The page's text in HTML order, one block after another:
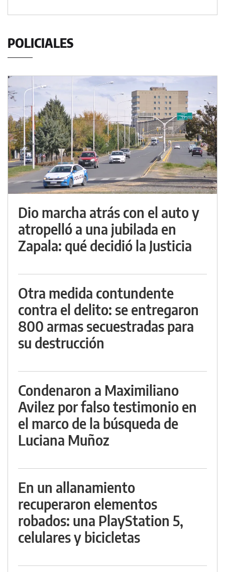
POLICIALES
Dio marcha atrás con el auto y
atropelló a una jubilada en
Zapala: qué decidió la Justicia
Otra medida contundente
contra el delito: se entregaron
800 armas secuestradas para
su destrucción
Condenaron a Maximiliano
Avilez por falso testimonio en
el marco de la búsqueda de
Luciana Muñoz
En un allanamiento
recuperaron elementos
robados: una PlayStation 5,
celulares y bicicletas